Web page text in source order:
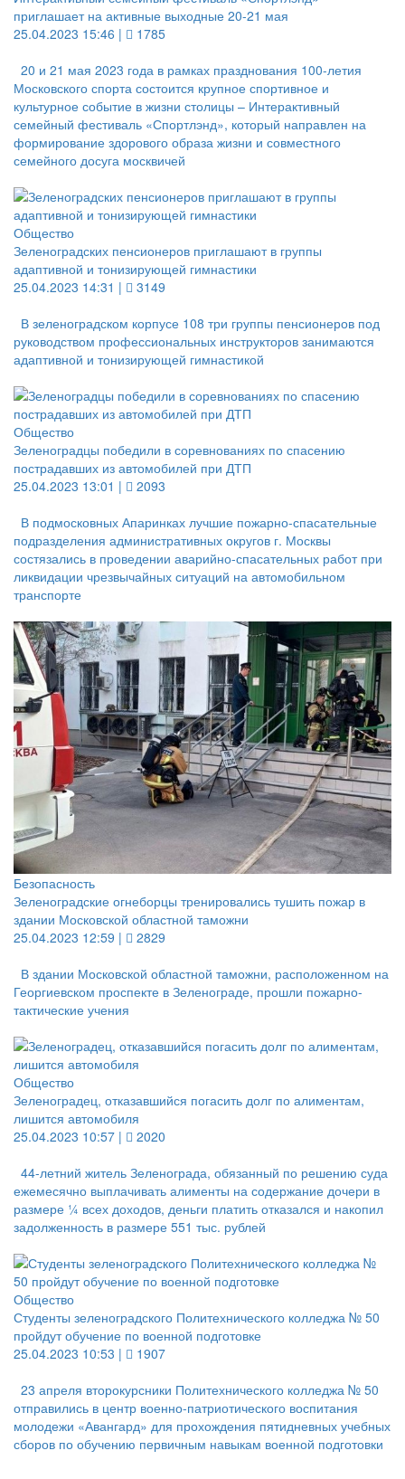
приглашает на активные выходные 20-21 мая
25.04.2023 15:46 |
1785
20 и 21 мая 2023 года в рамках празднования 100-летия
Московского спорта состоится крупное спортивное и
культурное событие в жизни столицы – Интерактивный
семейный фестиваль «Спортлэнд», который направлен на
формирование здорового образа жизни и совместного
семейного досуга москвичей
Общество
Зеленоградских пенсионеров приглашают в группы
адаптивной и тонизирующей гимнастики
25.04.2023 14:31 |
3149
В зеленоградском корпусе 108 три группы пенсионеров под
руководством профессиональных инструкторов занимаются
адаптивной и тонизирующей гимнастикой
Общество
Зеленоградцы победили в соревнованиях по спасению
пострадавших из автомобилей при ДТП
25.04.2023 13:01 |
2093
В подмосковных Апаринках лучшие пожарно-спасательные
подразделения административных округов г. Москвы
состязались в проведении аварийно-спасательных работ при
ликвидации чрезвычайных ситуаций на автомобильном
транспорте
Безопасность
Зеленоградские огнеборцы тренировались тушить пожар в
здании Московской областной таможни
25.04.2023 12:59 |
2829
В здании Московской областной таможни, расположенном на
Георгиевском проспекте в Зеленограде, прошли пожарно-
тактические учения
Общество
Зеленоградец, отказавшийся погасить долг по алиментам,
лишится автомобиля
25.04.2023 10:57 |
2020
44-летний житель Зеленограда, обязанный по решению суда
ежемесячно выплачивать алименты на содержание дочери в
размере ¼ всех доходов, деньги платить отказался и накопил
задолженность в размере 551 тыс. рублей
Общество
Студенты зеленоградского Политехнического колледжа № 50
пройдут обучение по военной подготовке
25.04.2023 10:53 |
1907
23 апреля второкурсники Политехнического колледжа № 50
отправились в центр военно-патриотического воспитания
молодежи «Авангард» для прохождения пятидневных учебных
сборов по обучению первичным навыкам военной подготовки